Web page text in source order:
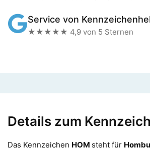
Service von
★★★★★ 4,9 von 5 Sternen
Details zum
Das Kennzeichen HOM steht für